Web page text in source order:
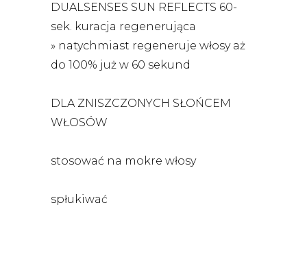
DUALSENSES SUN REFLECTS 60-
sek. kuracja regenerująca
» natychmiast regeneruje włosy aż
do 100% już w 60 sekund
DLA ZNISZCZONYCH SŁOŃCEM
WŁOSÓW
stosować na mokre włosy
spłukiwać